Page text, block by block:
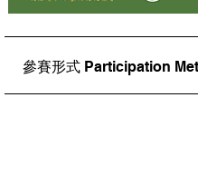
參賽形式 Participation